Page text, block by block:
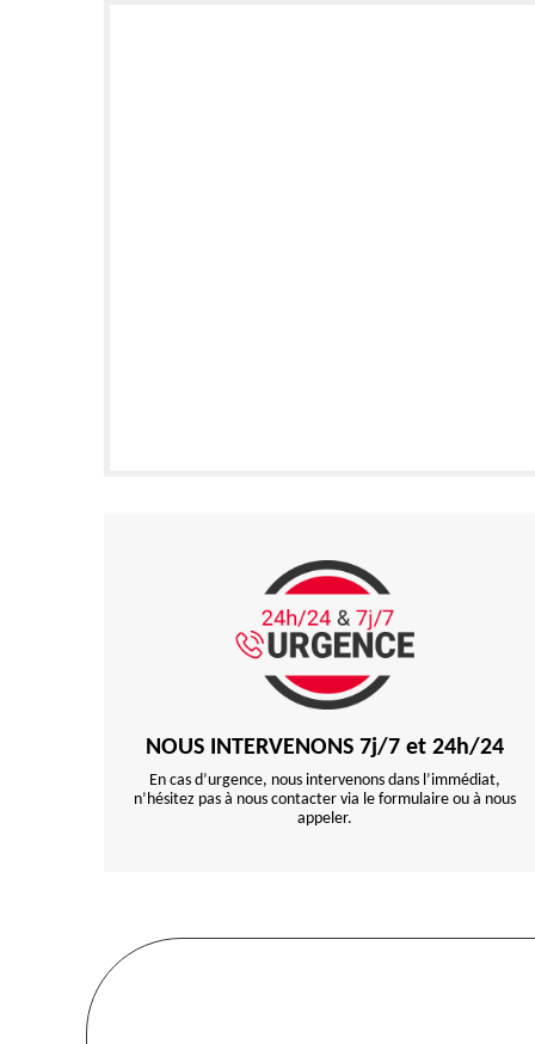
NOUS INTERVENONS 7j/7 et 24h/24
En cas d’urgence, nous intervenons dans l’immédiat,
n’hésitez pas à nous contacter via le formulaire ou à nous
appeler.